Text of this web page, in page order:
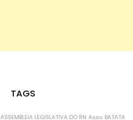
TAGS
ASSEMBLEIA LEGISLATIVA DO RN Assu BATATA